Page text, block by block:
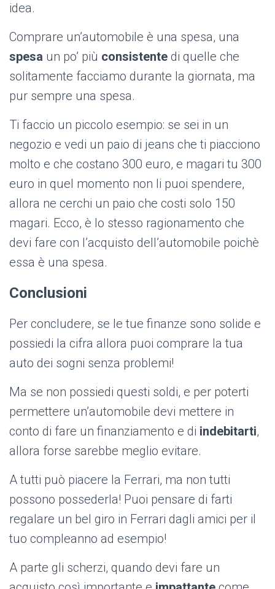
idea.
Comprare un’automobile è una spesa, una
spesa un po’ più consistente di quelle che
solitamente facciamo durante la giornata, ma
pur sempre una spesa.
Ti faccio un piccolo esempio: se sei in un
negozio e vedi un paio di jeans che ti piacciono
molto e che costano 300 euro, e magari tu 300
euro in quel momento non li puoi spendere,
allora ne cerchi un paio che costi solo 150
magari. Ecco, è lo stesso ragionamento che
devi fare con l’acquisto dell’automobile poichè
essa è una spesa.
Conclusioni
Per concludere, se le tue finanze sono solide e
possiedi la cifra allora puoi comprare la tua
auto dei sogni senza problemi!
Ma se non possiedi questi soldi, e per poterti
permettere un’automobile devi mettere in
conto di fare un finanziamento e di indebitarti,
allora forse sarebbe meglio evitare.
A tutti può piacere la Ferrari, ma non tutti
possono possederla! Puoi pensare di farti
regalare un bel giro in Ferrari dagli amici per il
tuo compleanno ad esempio!
A parte gli scherzi, quando devi fare un